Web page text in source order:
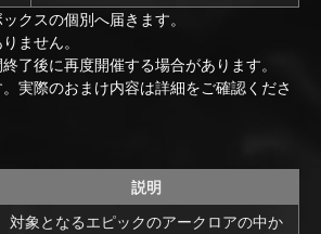
クスの個別へ届きます。
ません。
了後に再度開催する場合があります。
実際のおまけ内容は詳細をご確認くださ
説明
対象となるエピックのアークロアの中か